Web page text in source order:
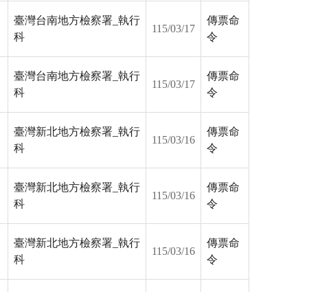
臺灣台南地方檢察署_執行
科
115/03/17
傳票命
令
臺灣台南地方檢察署_執行
科
115/03/17
傳票命
令
臺灣新北地方檢察署_執行
科
115/03/16
傳票命
令
臺灣新北地方檢察署_執行
科
115/03/16
傳票命
令
臺灣新北地方檢察署_執行
科
115/03/16
傳票命
令